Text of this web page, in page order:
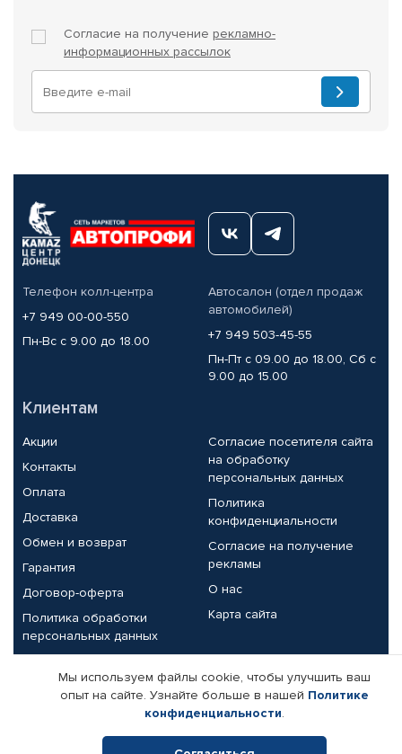
Согласие на получение рекламно-
информационных рассылок
Телефон колл-центра
+7 949 00-00-550
Пн-Вс с 9.00 до 18.00
Автосалон (отдел продаж
автомобилей)
+7 949 503-45-55
Пн-Пт с 09.00 до 18.00, Сб с
9.00 до 15.00
Клиентам
Акции
Контакты
Оплата
Доставка
Обмен и возврат
Гарантия
Договор-оферта
Политика обработки
персональных данных
Согласие посетителя сайта
на обработку
персональных данных
Политика
конфиденциальности
Согласие на получение
рекламы
О нас
Карта сайта
Партнерам
Корпоративным клиентам
Поставщикам
Реквизиты компании
Мы используем файлы cookie, чтобы улучшить ваш
опыт на сайте. Узнайте больше в нашей Политике
конфиденциальности.